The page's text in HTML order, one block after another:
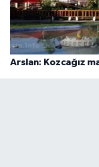
Arslan: Kozcağız